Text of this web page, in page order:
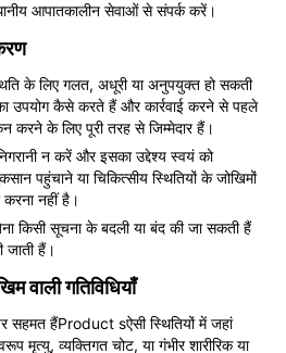
आपातकालीन सेवाओं से संपर्क करें।
के लिए गलत, अधूरी या अनुपयुक्त हो सकती
उपयोग कैसे करते हैं और कार्रवाई करने से पहले
करने के लिए पूरी तरह से जिम्मेदार हैं।
न करें और इसका उद्देश्य स्वयं को
पहुंचाने या चिकित्सीय स्थितियों के जोखिमों
करना नहीं है।
किसी सूचना के बदली या बंद की जा सकती हैं
जाती हैं।
वाली गतिविधियाँ
सहमत हैंProduct sऐसी स्थितियों में जहां
मृत्यु, व्यक्तिगत चोट, या गंभीर शारीरिक या